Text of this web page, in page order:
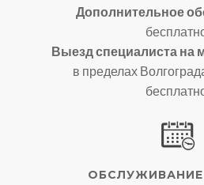
Дополнительное
Выезд специалиста на
в пределах